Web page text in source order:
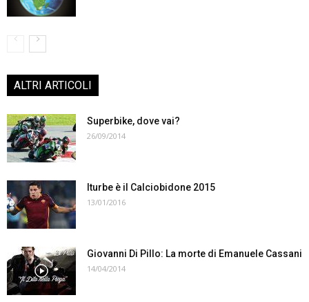
ALTRI ARTICOLI
Superbike, dove vai?
26/09/2014
Iturbe è il Calciobidone 2015
13/01/2016
Giovanni Di Pillo: La morte di Emanuele Cassani
14/04/2014